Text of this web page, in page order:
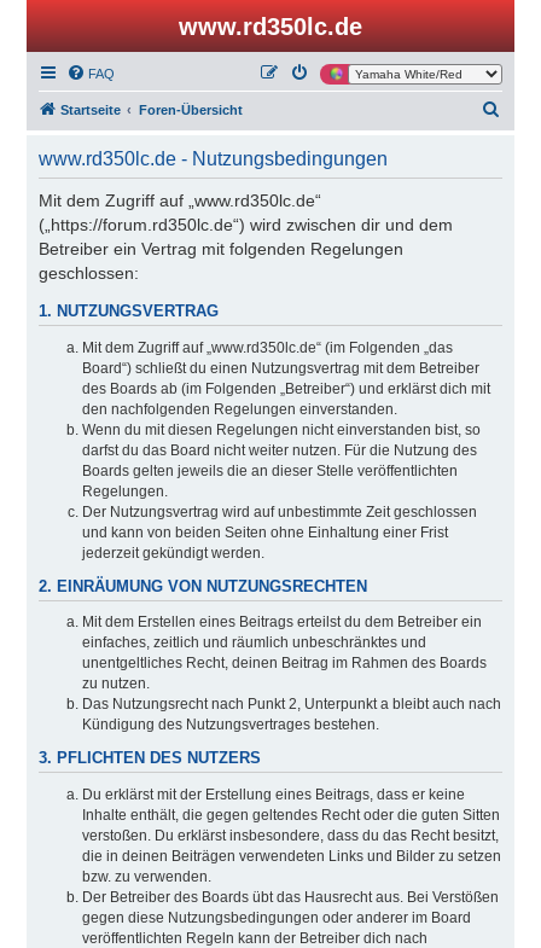
www.rd350lc.de
FAQ
Startseite Foren-Übersicht
www.rd350lc.de - Nutzungsbedingungen
Mit dem Zugriff auf „www.rd350lc.de“
(„https://forum.rd350lc.de“) wird zwischen dir und dem
Betreiber ein Vertrag mit folgenden Regelungen
geschlossen:
1. NUTZUNGSVERTRAG
Mit dem Zugriff auf „www.rd350lc.de“ (im Folgenden „das
Board“) schließt du einen Nutzungsvertrag mit dem Betreiber
des Boards ab (im Folgenden „Betreiber“) und erklärst dich mit
den nachfolgenden Regelungen einverstanden.
Wenn du mit diesen Regelungen nicht einverstanden bist, so
darfst du das Board nicht weiter nutzen. Für die Nutzung des
Boards gelten jeweils die an dieser Stelle veröffentlichten
Regelungen.
Der Nutzungsvertrag wird auf unbestimmte Zeit geschlossen
und kann von beiden Seiten ohne Einhaltung einer Frist
jederzeit gekündigt werden.
2. EINRÄUMUNG VON NUTZUNGSRECHTEN
Mit dem Erstellen eines Beitrags erteilst du dem Betreiber ein
einfaches, zeitlich und räumlich unbeschränktes und
unentgeltliches Recht, deinen Beitrag im Rahmen des Boards
zu nutzen.
Das Nutzungsrecht nach Punkt 2, Unterpunkt a bleibt auch nach
Kündigung des Nutzungsvertrages bestehen.
3. PFLICHTEN DES NUTZERS
Du erklärst mit der Erstellung eines Beitrags, dass er keine
Inhalte enthält, die gegen geltendes Recht oder die guten Sitten
verstoßen. Du erklärst insbesondere, dass du das Recht besitzt,
die in deinen Beiträgen verwendeten Links und Bilder zu setzen
bzw. zu verwenden.
Der Betreiber des Boards übt das Hausrecht aus. Bei Verstößen
gegen diese Nutzungsbedingungen oder anderer im Board
veröffentlichten Regeln kann der Betreiber dich nach